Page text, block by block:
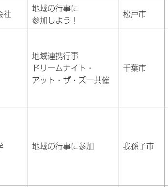
社
地域の行事に
参加しよう！
松戸市
地域連携行事
ドリームナイト・
アット・ザ・ズー共催
千葉市
地域の行事に参加 我孫子市